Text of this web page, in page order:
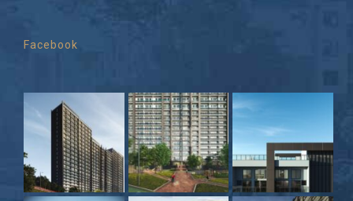
Facebook